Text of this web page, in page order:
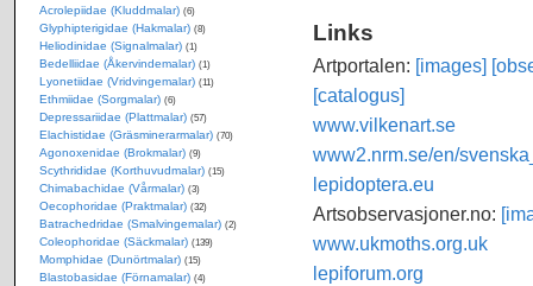
Links
Artportalen: [images]
[catalogus]
www.vilkenart.se
www2.nrm.se/en/
lepidoptera.eu
Artsobservasjoner.no:
www.ukmoths.org.uk
lepiforum.org
Acrolepiidae (Kluddmalar) (6)
Glyphipterigidae (Hakmalar) (8)
Heliodinidae (Signalmalar) (1)
Bedelliidae (Åkervindemalar) (1)
Lyonetiidae (Vridvingemalar) (11)
Ethmiidae (Sorgmalar) (6)
Depressariidae (Plattmalar) (57)
Elachistidae (Gräsminerarmalar) (70)
Agonoxenidae (Brokmalar) (9)
Scythrididae (Korthuvudmalar) (15)
Chimabachidae (Vårmalar) (3)
Oecophoridae (Praktmalar) (32)
Batrachedridae (Smalvingemalar) (2)
Coleophoridae (Säckmalar) (139)
Momphidae (Dunörtmalar) (15)
Blastobasidae (Förnamalar) (4)